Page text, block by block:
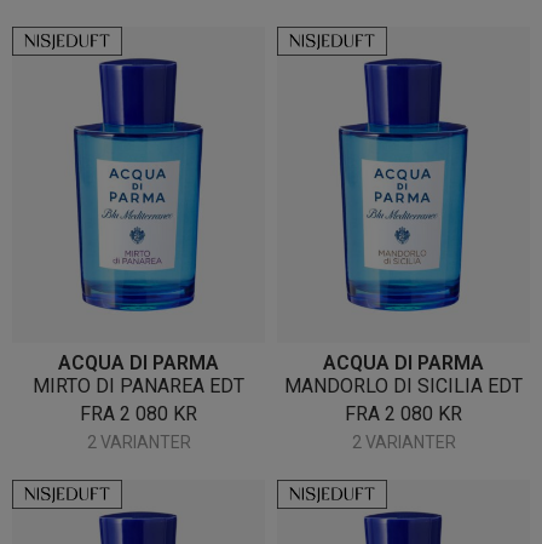
ACQUA DI PARMA
MIRTO DI PANAREA EDT
FRA 2 080 KR
2 VARIANTER
ACQUA DI PARMA
MANDORLO DI SICILIA EDT
FRA 2 080 KR
2 VARIANTER